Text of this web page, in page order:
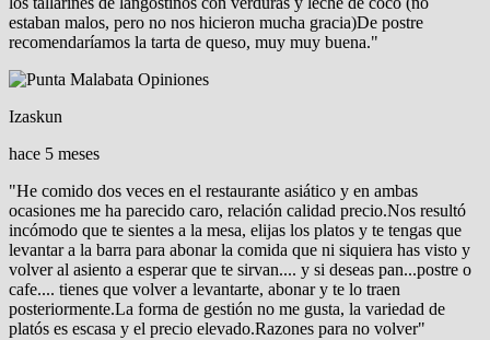
estaban malos, pero no nos hicieron mucha gracia)De postre
recomendaríamos la tarta de queso, muy muy buena."
Izaskun
hace 5 meses
"He comido dos veces en el restaurante asiático y en ambas
ocasiones me ha parecido caro, relación calidad precio.Nos resultó
incómodo que te sientes a la mesa, elijas los platos y te tengas que
levantar a la barra para abonar la comida que ni siquiera has visto y
volver al asiento a esperar que te sirvan.... y si deseas pan...postre o
cafe.... tienes que volver a levantarte, abonar y te lo traen
posteriormente.La forma de gestión no me gusta, la variedad de
platós es escasa y el precio elevado.Razones para no volver"